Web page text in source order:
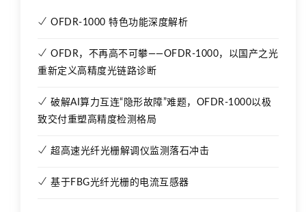
OFDR-1000 特色功能深度解析
OFDR，不再高不可攀——OFDR-1000，以国产之光
重新定义高精度光链路诊断
破解AI算力互连“隐形故障”难题，OFDR-1000以极
致交付重塑高精度检测格局
超高速光纤光栅解调仪监测落石冲击
基于FBG光纤光栅的电流互感器